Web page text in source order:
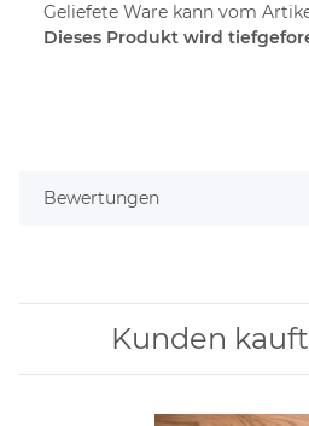
Geliefete Ware kann vom
Dieses Produkt wird
Bewertungen
Kunden